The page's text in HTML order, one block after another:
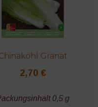
Granat
2,70 €
0,5 g